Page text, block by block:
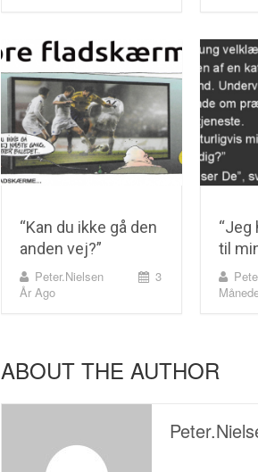
“Kan du ikke gå den
anden vej?”
Peter.nielsen
3
År Ago
“Jeg
til
ABOUT THE AUTHOR